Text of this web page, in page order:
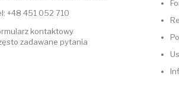
+48 451 052 710
kontaktowy
zadawane pytania